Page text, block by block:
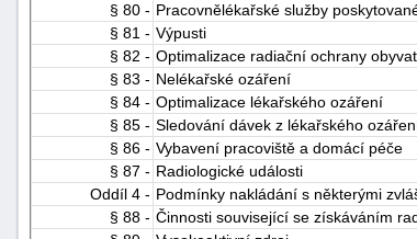
§ 80 - Pracovnělékařské služby
§ 81 - Výpusti
§ 82 - Optimalizace radiační ochrany
§ 83 - Nelékařské ozáření
§ 84 - Optimalizace lékařského ozáření
§ 85 - Sledování dávek z lékařského
§ 86 - Vybavení pracoviště a domácí péče
§ 87 - Radiologické události
Oddíl 4 - Podmínky nakládání s některými
§ 88 - Činnosti související se získáváním